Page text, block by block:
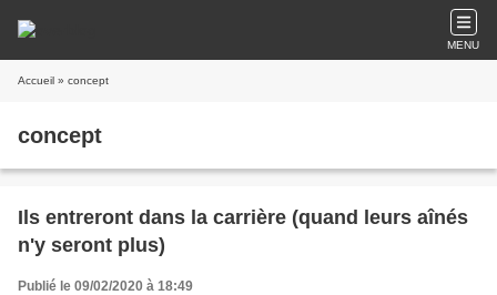
MENU
Accueil » concept
concept
Ils entreront dans la carrière (quand leurs aînés
n'y seront plus)
Publié le 09/02/2020 à 18:49